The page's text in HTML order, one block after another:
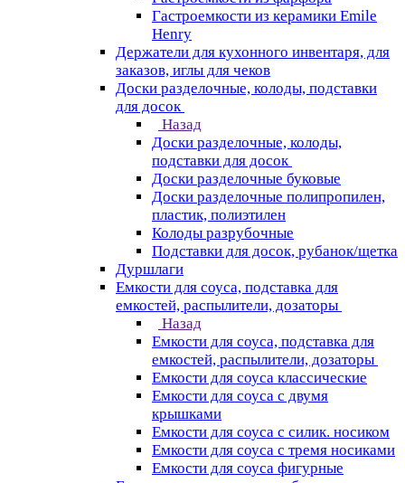
Гастроемкости из керамики Emile
Henry
Держатели для кухонного инвентаря, для
заказов, иглы для чеков
Доски разделочные, колоды, подставки
для досок
Назад
Доски разделочные, колоды,
подставки для досок
Доски разделочные буковые
Доски разделочные полипропилен,
пластик, полиэтилен
Колоды разрубочные
Подставки для досок, рубанок/щетка
Дуршлаги
Емкости для соуса, подставка для
емкостей, распылители, дозаторы
Назад
Емкости для соуса, подставка для
емкостей, распылители, дозаторы
Емкости для соуса классические
Емкости для соуса с двумя
крышками
Емкости для соуса с силик. носиком
Емкости для соуса с тремя носиками
Емкости для соуса фигурные